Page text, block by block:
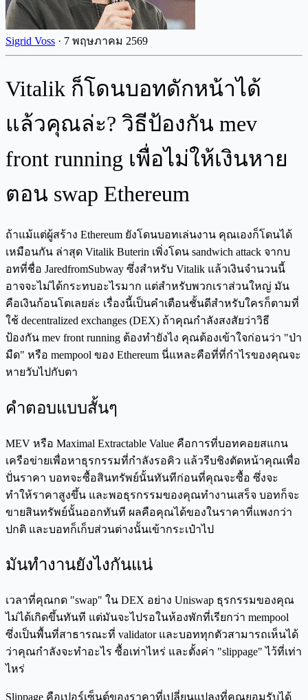
Sigrid Voss · 7 พฤษภาคม 2569
Vitalik ก็โดนบอทดักหน้าได้
แล้วคุณล่ะ? วิธีป้องกัน mev
front running เพื่อไม่ให้เงินหาย
ตอน swap Ethereum
ถ้าแม้แต่ผู้สร้าง Ethereum ยังโดนบอทเล่นงาน คุณเองก็โดนได้
เหมือนกัน ล่าสุด Vitalik Buterin เพิ่งโดน sandwich attack จากบ
อทที่ชื่อ JaredfromSubway ซึ่งสำหรับ Vitalik แล้วเงินจำนวนนี้
อาจจะไม่ได้กระทบอะไรมาก แต่สำหรับพวกเราส่วนใหญ่ มัน
คือเงินก้อนโตเลยล่ะ เรื่องนี้เป็นคำเตือนชั้นดีสำหรับใครก็ตามที่
ใช้ decentralized exchanges (DEX) ถ้าคุณกำลังสงสัยว่าวิธี
ป้องกัน mev front running ต้องทำยังไง คุณต้องเข้าใจก่อนว่า "ป่า
มืด" หรือ mempool ของ Ethereum นี่แหละคือที่ที่กำไรของคุณจะ
หายวับไปกับตา
คำตอบแบบสั้นๆ
MEV หรือ Maximal Extractable Value คือการที่บอทคอยสแกน
เครือข่ายเพื่อหาธุรกรรมที่กำลังรอคิว แล้วรีบชิงตัดหน้าคุณเพื่อ
ปั่นราคา บอทจะซื้อสินทรัพย์นั้นทันทีก่อนที่คุณจะซื้อ ซึ่งจะ
ทำให้ราคาสูงขึ้น และพอธุรกรรมของคุณทำงานเสร็จ บอทก็จะ
ขายสินทรัพย์นั้นออกทันที ผลคือคุณได้ของในราคาที่แพงกว่า
ปกติ และบอทก็เก็บส่วนต่างนั้นเข้ากระเป๋าไป
มันทำงานยังไงกันแน่
เวลาที่คุณกด "swap" ใน DEX อย่าง Uniswap ธุรกรรมของคุณ
ไม่ได้เกิดขึ้นทันที แต่มันจะไปรอในห้องพักที่เรียกว่า mempool
ซึ่งเป็นพื้นที่สาธารณะที่ validator และบอททุกตัวสามารถเห็นได้
ว่าคุณกำลังจะทำอะไร ซื้อเท่าไหร่ และตั้งค่า "slippage" ไว้ที่เท่า
ไหร่
Slippage คือเปอร์เซ็นต์ของราคาที่เปลี่ยนแปลงที่คุณยอมรับได้